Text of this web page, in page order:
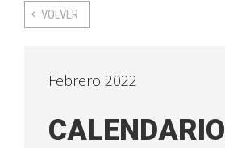
VOLVER
Febrero 2022
CALENDARIO